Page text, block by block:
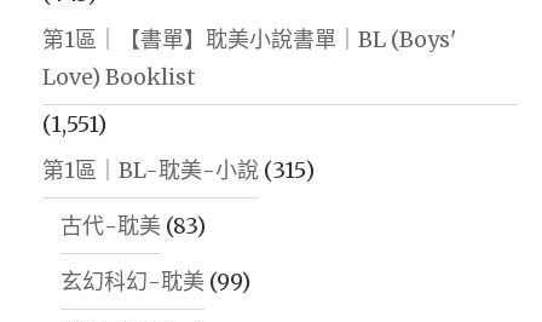
第1區｜【書單】耽美小說書單｜BL (Boys'
Love) Booklist
(1,551)
第1區｜BL-耽美-小說 (315)
古代-耽美 (83)
玄幻科幻-耽美 (99)